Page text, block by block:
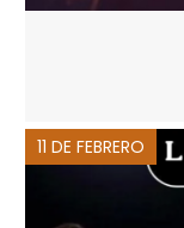
11 DE FEBRERO